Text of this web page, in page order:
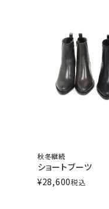
秋冬継続
ショートブーツ
¥28,600税込